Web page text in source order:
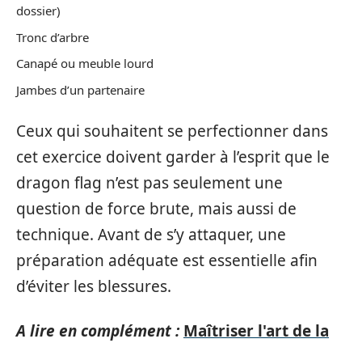
dossier)
Tronc d’arbre
Canapé ou meuble lourd
Jambes d’un partenaire
Ceux qui souhaitent se perfectionner dans
cet exercice doivent garder à l’esprit que le
dragon flag n’est pas seulement une
question de force brute, mais aussi de
technique. Avant de s’y attaquer, une
préparation adéquate est essentielle afin
d’éviter les blessures.
A lire en complément : Maîtriser l'art de la